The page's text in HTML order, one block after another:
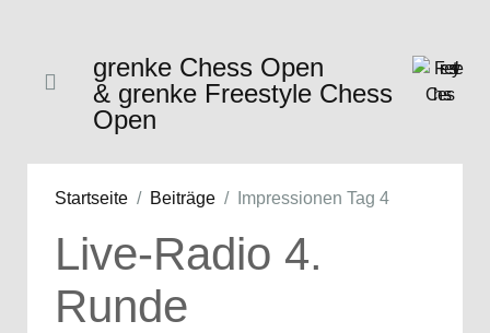
grenke Chess Open
& grenke Freestyle Chess
Open
Startseite Beiträge Impressionen Tag 4
Live-Radio 4.
Runde